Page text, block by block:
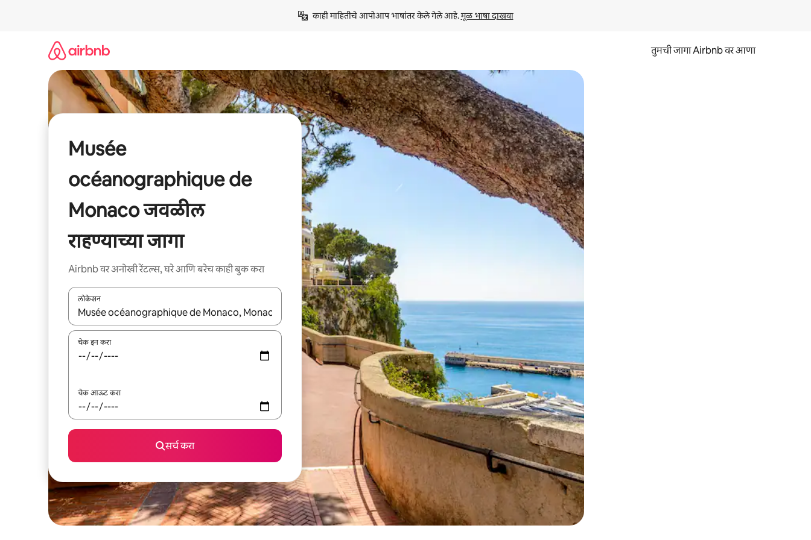
काही माहितीचे आपोआप भाषांतर केले गेले आहे. मूळ भाषा दाखवा
तुमची जागा Airbnb वर आणा
Musée
océanographique de
Monaco जवळील
राहण्याच्या जागा
Airbnb वर अनोखी रेंटल्स, घरे आणि बरेच काही बुक करा
लोकेशन
जेव्हा परिणाम उपलब्ध असतील, तेव्हा वरच्या आणि खाली बाणांच्या किजसह नेव्हिगेट करा किंवा स्पर्शाने स्वाइप जेश्चर्स वापरून एक्सप्लोर करा.
चेक इन करा
चेक आऊट करा
सर्च करा